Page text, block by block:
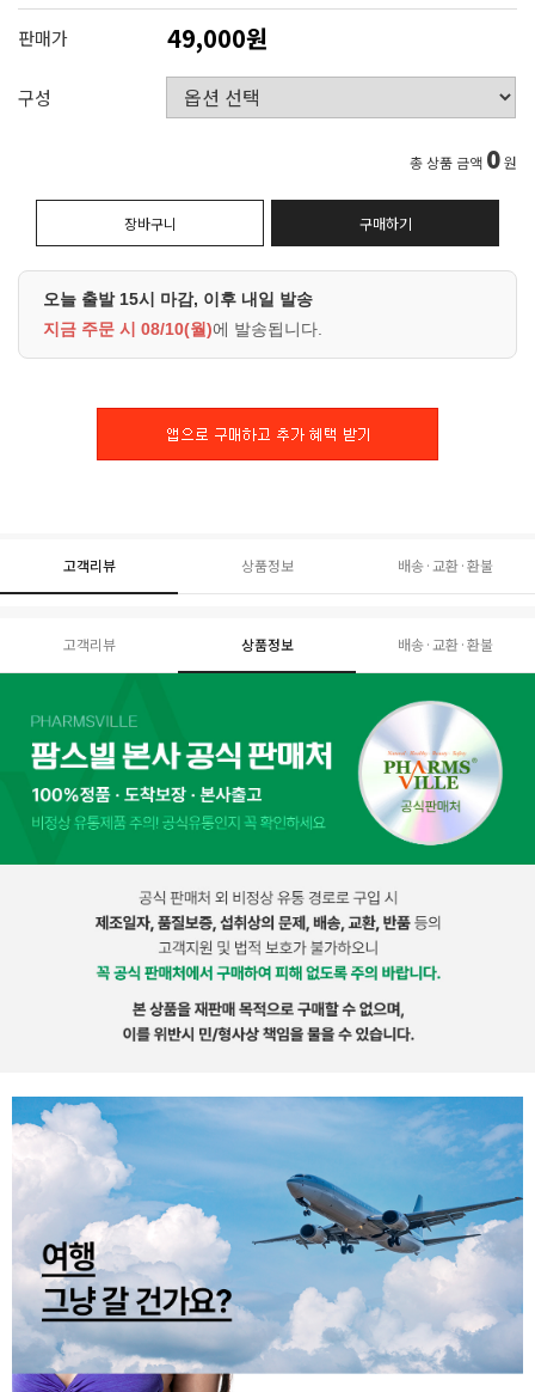
판매가 49,000원
구성
총 상품 금액 0원
장바구니 구매하기
오늘 출발 15시 마감, 이후 내일 발송
지금 주문 시 08/10(월)에 발송됩니다.
고객리뷰 상품정보 배송·교환·환불
고객리뷰 상품정보 배송·교환·환불